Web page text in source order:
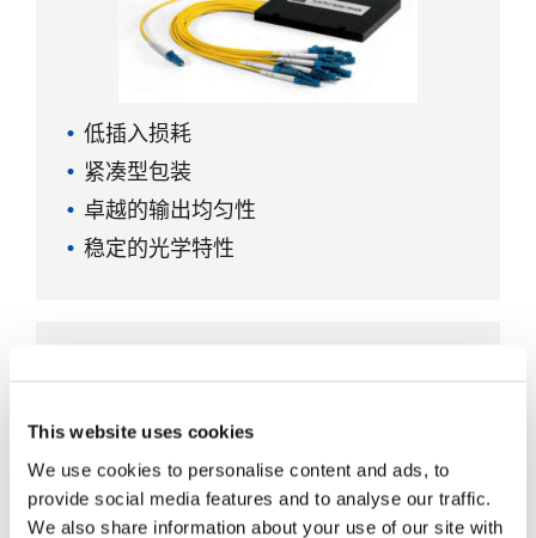
This website uses cookies
We use cookies to personalise content and ads, to
provide social media features and to analyse our traffic.
We also share information about your use of our site with
低插入损耗
紧凑型包装
卓越的输出均匀性
稳定的光学特性